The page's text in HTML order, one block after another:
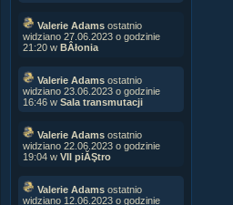
Valerie Adams ostatnio
widziano 27.06.2023 o godzinie
21:20 w BÂłonia
Valerie Adams ostatnio
widziano 23.06.2023 o godzinie
16:46 w Sala transmutacji
Valerie Adams ostatnio
widziano 22.06.2023 o godzinie
19:04 w VII piĂŞtro
Valerie Adams ostatnio
widziano 12.06.2023 o godzinie